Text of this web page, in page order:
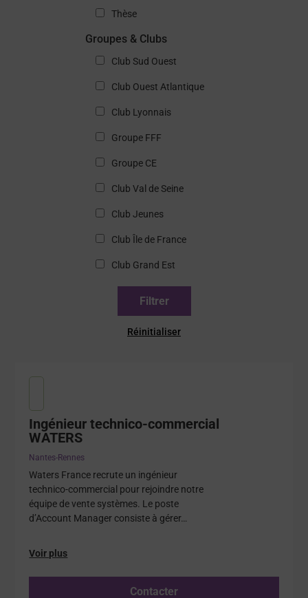
Thèse
Groupes & Clubs
Club Sud Ouest
Club Ouest Atlantique
Club Lyonnais
Groupe FFF
Groupe CE
Club Val de Seine
Club Jeunes
Club Île de France
Club Grand Est
Réinitialiser
Ingénieur technico-commercial
WATERS
Nantes-Rennes
Waters France recrute un ingénieur
technico-commercial pour rejoindre notre
équipe de vente systèmes. Le poste
d’Account Manager consiste à gérer…
Voir plus
Contacter